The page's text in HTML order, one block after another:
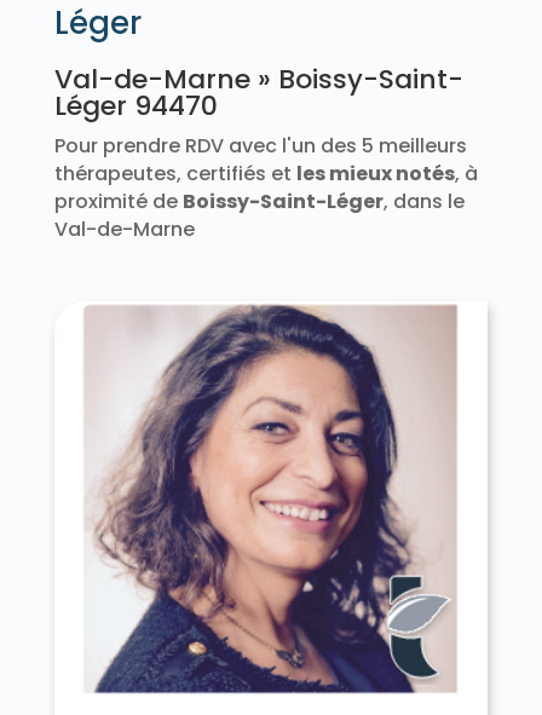
Léger
Val-de-Marne » Boissy-Saint-
Léger 94470
Pour prendre RDV avec l'un des 5 meilleurs
thérapeutes, certifiés et les mieux notés, à
proximité de Boissy-Saint-Léger, dans le
Val-de-Marne